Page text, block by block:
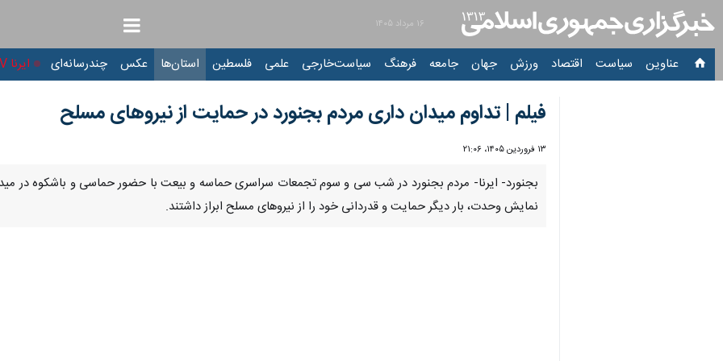
۱۶ مرداد ۱۴۰۵
عناوین‌ سیاست اقتصاد ورزش جهان جامعه فرهنگ سیاست‌خارجی علمی فلسطین استان‌ها عکس چندرسانه‌ای ایرنا TV
فیلم | تداوم میدان داری مردم بجنورد در حمایت از نیروهای مسلح
۱۳ فروردین ۱۴۰۵، ۲۱:۰۶